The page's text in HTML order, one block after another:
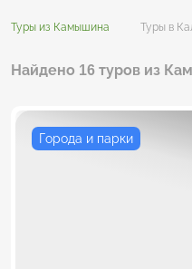
Туры из Камышина Туры в
Найдено 16 туров из
Города и парки